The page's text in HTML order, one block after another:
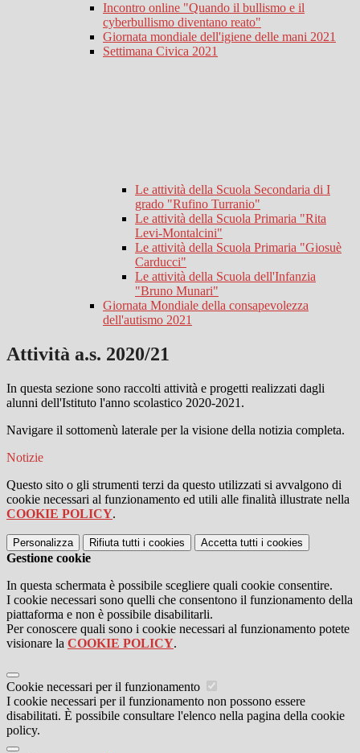
Incontro online "Quando il bullismo e il
cyberbullismo diventano reato"
Giornata mondiale dell'igiene delle mani 2021
Settimana Civica 2021
Le attività della Scuola Secondaria di I
grado "Rufino Turranio"
Le attività della Scuola Primaria "Rita
Levi-Montalcini"
Le attività della Scuola Primaria "Giosuè
Carducci"
Le attività della Scuola dell'Infanzia
"Bruno Munari"
Giornata Mondiale della consapevolezza
dell'autismo 2021
Attività a.s. 2020/21
In questa sezione sono raccolti attività e progetti realizzati dagli
alunni dell'Istituto l'anno scolastico 2020-2021.
Navigare il sottomenù laterale per la visione della notizia completa.
Notizie
Questo sito o gli strumenti terzi da questo utilizzati si avvalgono di
cookie necessari al funzionamento ed utili alle finalità illustrate nella
COOKIE POLICY.
Personalizza Rifiuta tutti i cookies Accetta tutti i cookies
Gestione cookie
In questa schermata è possibile scegliere quali cookie consentire.
I cookie necessari sono quelli che consentono il funzionamento della
piattaforma e non è possibile disabilitarli.
Per conoscere quali sono i cookie necessari al funzionamento potete
visionare la COOKIE POLICY.
Cookie necessari per il funzionamento
I cookie necessari per il funzionamento non possono essere
disabilitati. È possibile consultare l'elenco nella pagina della cookie
policy.